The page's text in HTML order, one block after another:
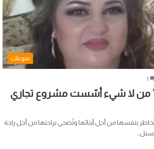
منوعات
1
من لا شيء أسّست مشروع تجاري
بنفسها من أجل أبنائها وتُضحي براحتها من أجل راحة